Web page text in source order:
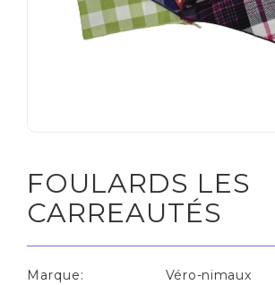
FOULARDS LES
CARREAUTÉS
Marque:
Véro-nimaux